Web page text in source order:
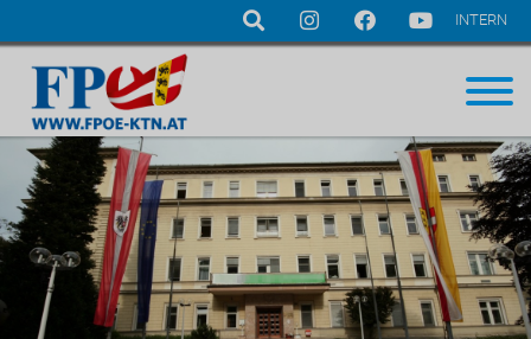
Navigation
überspringen
INTERN